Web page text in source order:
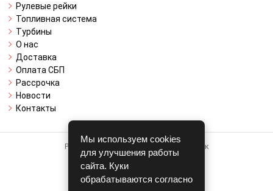
Рулевые рейки
Топливная система
Турбины
О нас
Доставка
Оплата СБП
Рассрочка
Новости
Контакты
Работает на системе для авторазборок
CARRO.БИЗНЕС
Полная версия
Мы используем cookies
для улучшения работы
сайта. Куки
обрабатываются согласно